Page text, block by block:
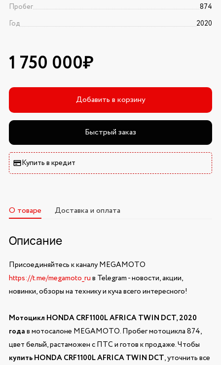
Пробег
874
Год
2020
1 750 000₽
Добавить в корзину
Быстрый заказ
Купить в кредит
О товаре Доставка и оплата
Описание
Присоединяйтесь к каналу MEGAMOTO
https://t.me/megamoto_ruв Telegram - новости, акции,
новинки, обзоры на технику и куча всего интересного!
Мотоцикл HONDA CRF1100L AFRICA TWIN DCT, 2020
годав мотосалоне MEGAMOTO. Пробег мотоцикла 874,
цвет белый, растаможен с ПТС и готов к продаже. Чтобы
купить HONDA CRF1100L AFRICA TWIN DCT, уточнить все